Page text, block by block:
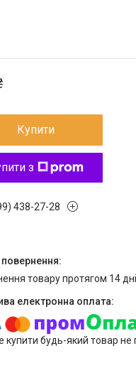
Купити
з
438-27-28
товару протягом 14
купити будь-який товар не